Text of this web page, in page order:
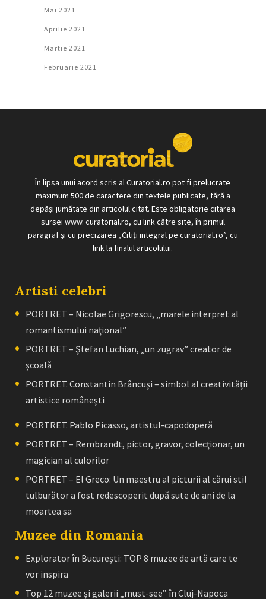
Mai 2021
Aprilie 2021
Martie 2021
Februarie 2021
În lipsa unui acord scris al Curatorial.ro pot fi prelucrate
maximum 500 de caractere din textele publicate, fără a
depăși jumătate din articolul citat. Este obligatorie citarea
sursei www. curatorial.ro, cu link către site, în primul
paragraf și cu precizarea „Citiți integral pe curatorial.ro”, cu
link la finalul articolului.
Artisti celebri
PORTRET – Nicolae Grigorescu, „marele interpret al
romantismului naţional”
PORTRET – Ştefan Luchian, „un zugrav” creator de
școală
PORTRET. Constantin Brâncuşi – simbol al creativităţii
artistice româneşti
PORTRET. Pablo Picasso, artistul-capodoperă
PORTRET – Rembrandt, pictor, gravor, colecţionar, un
magician al culorilor
PORTRET – El Greco: Un maestru al picturii al cărui stil
tulburător a fost redescoperit după sute de ani de la
moartea sa
Muzee din Romania
Explorator în București: TOP 8 muzee de artă care te
vor inspira
Top 12 muzee și galerii „must-see” în Cluj-Napoca